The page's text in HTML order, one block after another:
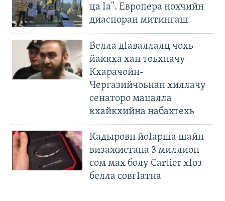
ца Iа". Европера нохчийн
диаспоран митингаш
Велла дIаваллалц чохь
йаккха хан тоьхначу
Кхарачойн-
Чергазийчоьнан хиллачу
сенаторо мацалла
кхайкхийна набахтехь
Кадыровн йоIарша шайн
визажистана 3 миллион
сом мах болу Cartier хIоз
белла совгIатна